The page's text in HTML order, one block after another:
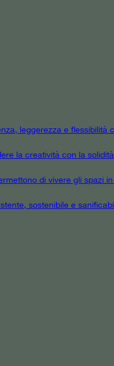
leggerezza e flessibilità
la creatività con la
di vivere gli spazi
sostenibile e